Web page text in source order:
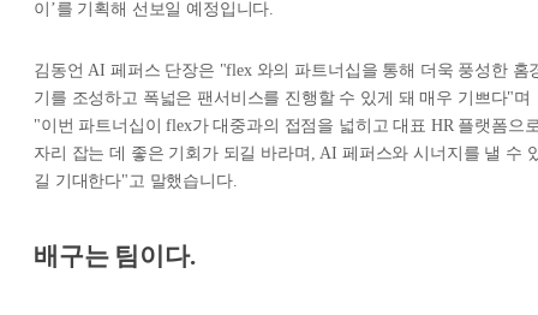
이’를 기획해 선보일 예정입니다.
김동언 AI 페퍼스 단장은 "flex 와의 파트너십을 통해 더욱 풍성한 홈
기를 조성하고 폭넓은 팬서비스를 진행할 수 있게 돼 매우 기쁘다"며
"이번 파트너십이 flex가 대중과의 접점을 넓히고 대표 HR 플랫폼으
자리 잡는 데 좋은 기회가 되길 바라며, AI 페퍼스와 시너지를 낼 수
길 기대한다"고 말했습니다.
배구는 팀이다.